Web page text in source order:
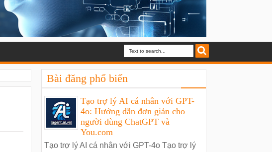
Bài đăng phổ biến
Tạo trợ lý AI cá nhân với GPT-
4o: Hướng dẫn đơn giản cho
người dùng ChatGPT và
You.com
Tạo trợ lý AI cá nhân với GPT-4o Tạo trợ lý